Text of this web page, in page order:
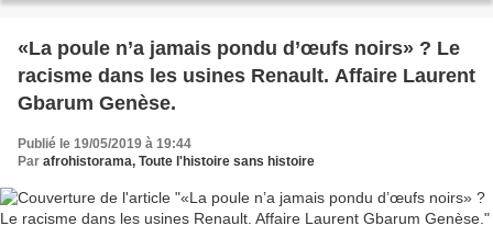
«La poule n’a jamais pondu d’œufs noirs» ? Le
racisme dans les usines Renault. Affaire Laurent
Gbarum Genèse.
Publié le 19/05/2019 à 19:44
Par afrohistorama, Toute l'histoire sans histoire